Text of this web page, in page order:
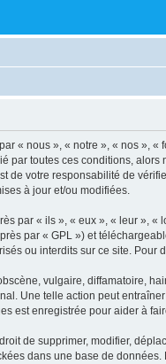
« nous », « notre », « nos »,
par toutes ces conditions,
de votre responsabilité de
à jour et/ou modifiées.
par « ils », « eux », « leur »,
par « GPL ») et
ou interdits sur ce site.
vulgaire, diffamatoire,
Une telle action peut
est enregistrée pour aider à
de supprimer, modifier,
dans une base de